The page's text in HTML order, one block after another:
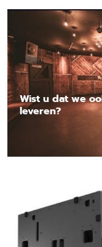
Wist u dat we
leveren?